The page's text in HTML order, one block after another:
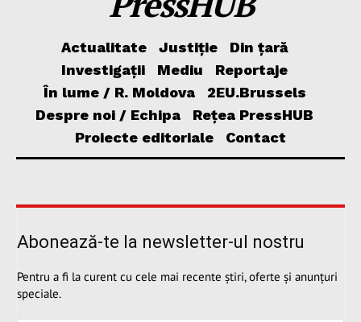
Actualitate Justiție
Din țară
Investigații
Mediu
Reportaje
În lume / R. Moldova
2EU.Brussels
Despre noi / Echipa
Rețea PressHUB
Proiecte editoriale
Contact
Abonează-te la newsletter-ul nostru
Pentru a fi la curent cu cele mai recente știri, oferte și anunțuri
speciale.